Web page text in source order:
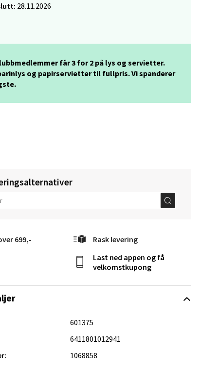
28.11.2026
får 3 for 2 på lys og servietter.
og papirservietter til fullpris. Vi spanderer
699,- Rask levering
Last ned appen og få
velkomstkupong
601375
6411801012941
1068858
g